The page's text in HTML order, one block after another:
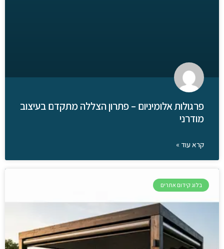
פרגולות אלומיניום – פתרון הצללה מתקדם בעיצוב
מודרני
קרא עוד »
בלוג קידום אתרים